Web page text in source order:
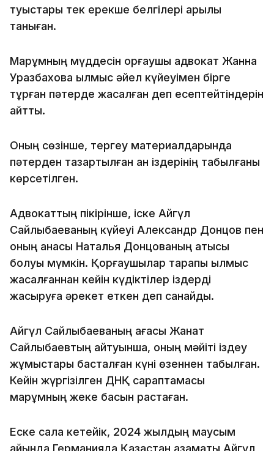
туыстары тек ерекше белгілері арқылы
таныған.
Марқұмның мүддесін қорғаушы адвокат Жанна
Уразбахова қылмыс әйел күйеуімен бірге
тұрған пәтерде жасалған деп есептейтіндерін
айтты.
Оның сөзінше, тергеу материалдарында
пәтерден тазартылған қан іздерінің табылғаны
көрсетілген.
Адвокаттың пікірінше, іске Айгүл
Сайлыбаеваның күйеуі Александр Донцов пен
оның анасы Наталья Донцованың қатысы
болуы мүмкін. Қорғаушылар тарапы қылмыс
жасалғаннан кейін күдіктілер іздерді
жасыруға әрекет еткен деп санайды.
Айгүл Сайлыбаеваның ағасы Жанат
Сайлыбаевтың айтуынша, оның мәйіті іздеу
жұмыстары басталған күні өзеннен табылған.
Кейін жүргізілген ДНҚ сараптамасы
марқұмның жеке басын растаған.
Еске сала кетейік, 2024 жылдың маусым
айында Германияда Қазақстан азаматы Айгүл